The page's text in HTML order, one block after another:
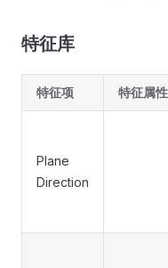
特征库
特征项 特征属性
Plane
Direction